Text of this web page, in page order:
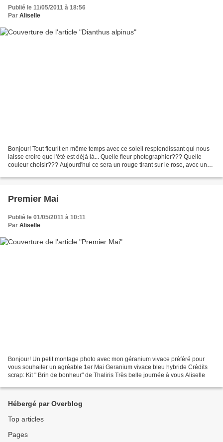
Publié le 11/05/2011 à 18:56
Par Aliselle
Bonjour! Tout fleurit en même temps avec ce soleil resplendissant qui nous
laisse croire que l'été est déjà là... Quelle fleur photographier??? Quelle
couleur choisir??? Aujourd'hui ce sera un rouge tirant sur le rose, avec un
Premier Mai
Publié le 01/05/2011 à 10:11
Par Aliselle
Bonjour! Un petit montage photo avec mon géranium vivace préféré pour
vous souhaiter un agréable 1er Mai Geranium vivace bleu hybride Crédits
scrap: Kit " Brin de bonheur" de Thaliris Très belle journée à vous Aliselle
Hébergé par Overblog
Top articles
Pages